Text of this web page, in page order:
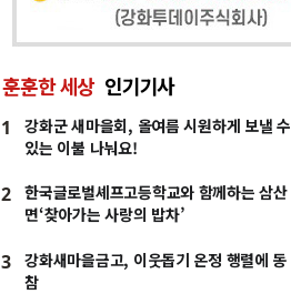
훈훈한 세상 인기기사
1
강화군 새마을회, 올여름 시원하게 보낼 수
있는 이불 나눠요!
2
한국글로벌셰프고등학교와 함께하는 삼산
면‘찾아가는 사랑의 밥차’
3
강화새마을금고, 이웃돕기 온정 행렬에 동
참